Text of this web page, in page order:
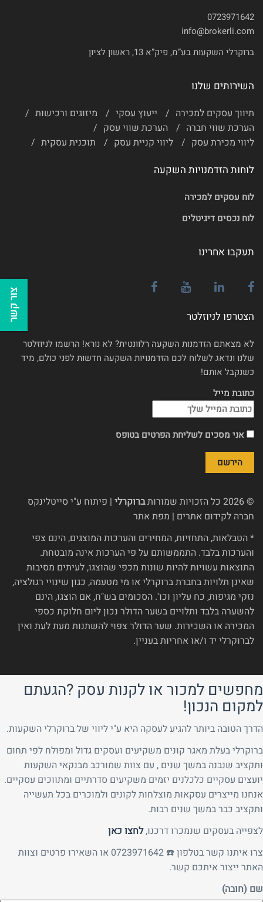
0723971642
info@brokerli.com
ברוקרלי השקעות בע”מ, פיק”א 13, ראשון לציון
השירותים שלנו
תיווך עסקים למכירה ייעוץ עסקי
מיזוגים ורכישות
הערכת שווי חברה
הערכת שווי עסק
ליווי מכירת עסק
ליווי קניית עסק תוכנית עסקית
לוחות הזדמנויות השקעה
לוח עסקים למכירה
לוח נכסים דיגיטלים
תעקבו אחרינו
הצטרפו לניוזלטר
לא מצאתם הזדמנות השקעה רלוונטית? לא נורא! הרשמו לניוזלטר
שלנו ונדאג לשלוח לכם הזדמנויות השקעה חדשות לפני כולם, מיד
כשנקבל אותם!
כתובת מייל
אני מסכים לשליחת הפרטים בטופס
© 2026 כל הזכויות שמורות ברוקרלי | פיתוח ע"י סייטלינקס
חברה לקידום אתרים | מפת אתר
* הטבלאות, התחזיות, המחירים והערכות המוצגים, הינם צפי
והערכות בלבד. התממשותם על פי הערכות אינה מובטחת.
התוצאות עשויות להיות שונות מכפי שהוצגו, לעיתים מסיבות
שאינן תלויות בחברת ברוקרלי או מי מטעמה, כגון שינויי רגולציה,
נזקי מגיפות, כח עליון וכו'. הסכומים בש"ח, אם הוצגו, הינם
להשערה בלבד ותלויים בשער הדולר נכון ליום חלוקת כספי
המכירה או השכירות. שער הדולר צפוי להשתנות מעת לעת ואין
לברוקרלי יד ו/או אחריות בעניין.
מחפשים למכור או לקנות עסק ?הגעתם
למקום הנכון!
הדרך הטובה ביותר להגיע לעסקה היא ע"י ליווי של ברוקרלי השקעות.
ברוקרלי בעלת מאגר קונים משקיעים ועסקים גדול ומפולח לפי תחום
ותקציב שנבנה במשך שנים , עם צוות שמורכב מבנקאי השקעות
יועצים עסקיים כלכלנים יזמים משקיעים סדרתיים ומתווכים עסקיים.
אנחנו מייצרים עסקאות מוצלחות לקונים ולמוכרים בכל תעשייה
ותקציב כבר במשך שנים רבות.
לצפייה בעסקים שנמכרו דרכנו,לחצו כאן
צרו איתנו קשר בטלפון ☎️ 0723971642 או השאירו פרטים וצוות
האתר ייצור איתכם קשר.
שם (חובה)
צור קשר